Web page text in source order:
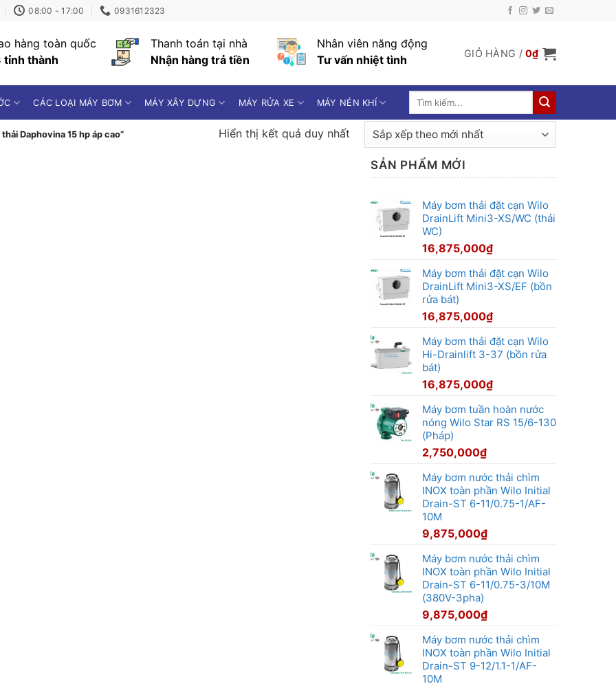
08:00 - 17:00 0931612323
hàng toàn quốc
tỉnh thành
Thanh toán tại nhà
Nhận hàng trả tiền
Nhân viên năng động
Tư vấn nhiệt tình
GIỎ HÀNG /0₫
CÁC LOẠI MÁY BƠM MÁY XÂY DỰNG MÁY RỬA XE MÁY NÉN KHÍ
Tìm
Daphovina 15 hp áp cao” Hiển thị kết quả duy nhất
SẢN PHẨM MỚI
Máy bơm thải đặt cạn Wilo
DrainLift Mini3-XS/WC (thải
WC)
16,875,000₫
Máy bơm thải đặt cạn Wilo
DrainLift Mini3-XS/EF (bồn
rửa bát)
16,875,000₫
Máy bơm thải đặt cạn Wilo
Hi-Drainlift 3-37 (bồn rửa
bát)
16,875,000₫
Máy bơm tuần hoàn nước
nóng Wilo Star RS 15/6-130
(Pháp)
2,750,000₫
Máy bơm nước thải chìm
INOX toàn phần Wilo Initial
Drain-ST 6-11/0.75-1/AF-
10M
9,875,000₫
Máy bơm nước thải chìm
INOX toàn phần Wilo Initial
Drain-ST 6-11/0.75-3/10M
(380V-3pha)
9,875,000₫
Máy bơm nước thải chìm
INOX toàn phần Wilo Initial
Drain-ST 9-12/1.1-1/AF-
10M